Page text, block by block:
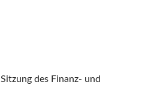
des Finanz- und